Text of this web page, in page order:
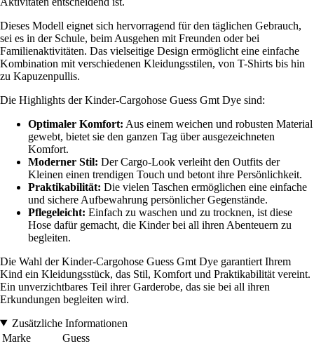
Dieses Modell eignet sich hervorragend für den täglichen Gebrauch,
sei es in der Schule, beim Ausgehen mit Freunden oder bei
Familienaktivitäten. Das vielseitige Design ermöglicht eine einfache
Kombination mit verschiedenen Kleidungsstilen, von T-Shirts bis hin
zu Kapuzenpullis.
Die Highlights der Kinder-Cargohose Guess Gmt Dye sind:
Optimaler Komfort: Aus einem weichen und robusten Material
gewebt, bietet sie den ganzen Tag über ausgezeichneten
Komfort.
Moderner Stil: Der Cargo-Look verleiht den Outfits der
Kleinen einen trendigen Touch und betont ihre Persönlichkeit.
Praktikabilität: Die vielen Taschen ermöglichen eine einfache
und sichere Aufbewahrung persönlicher Gegenstände.
Pflegeleicht: Einfach zu waschen und zu trocknen, ist diese
Hose dafür gemacht, die Kinder bei all ihren Abenteuern zu
begleiten.
Die Wahl der Kinder-Cargohose Guess Gmt Dye garantiert Ihrem
Kind ein Kleidungsstück, das Stil, Komfort und Praktikabilität vereint.
Ein unverzichtbares Teil ihrer Garderobe, das sie bei all ihren
Erkundungen begleiten wird.
Zusätzliche Informationen
Marke
Guess